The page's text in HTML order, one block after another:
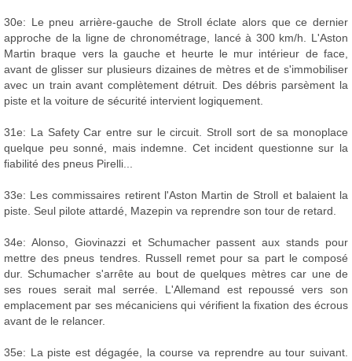
30e: Le pneu arrière-gauche de Stroll éclate alors que ce dernier
approche de la ligne de chronométrage, lancé à 300 km/h. L'Aston
Martin braque vers la gauche et heurte le mur intérieur de face,
avant de glisser sur plusieurs dizaines de mètres et de s'immobiliser
avec un train avant complètement détruit. Des débris parsèment la
piste et la voiture de sécurité intervient logiquement.
31e: La Safety Car entre sur le circuit. Stroll sort de sa monoplace
quelque peu sonné, mais indemne. Cet incident questionne sur la
fiabilité des pneus Pirelli...
33e: Les commissaires retirent l'Aston Martin de Stroll et balaient la
piste. Seul pilote attardé, Mazepin va reprendre son tour de retard.
34e: Alonso, Giovinazzi et Schumacher passent aux stands pour
mettre des pneus tendres. Russell remet pour sa part le composé
dur. Schumacher s'arrête au bout de quelques mètres car une de
ses roues serait mal serrée. L'Allemand est repoussé vers son
emplacement par ses mécaniciens qui vérifient la fixation des écrous
avant de le relancer.
35e: La piste est dégagée, la course va reprendre au tour suivant.